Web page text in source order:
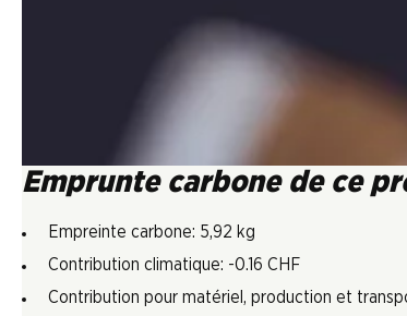
Emprunte carbone de ce
Empreinte carbone: 5,92 kg
Contribution climatique: -0.16 CHF
Contribution pour matériel, production et